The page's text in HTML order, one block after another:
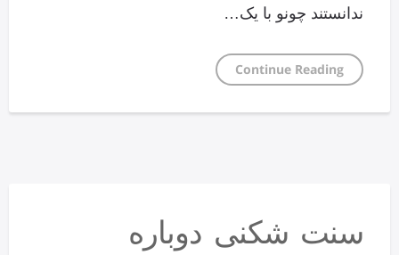
ندانستند چونو با یک…
Continue Reading
سنت شکنی دوباره